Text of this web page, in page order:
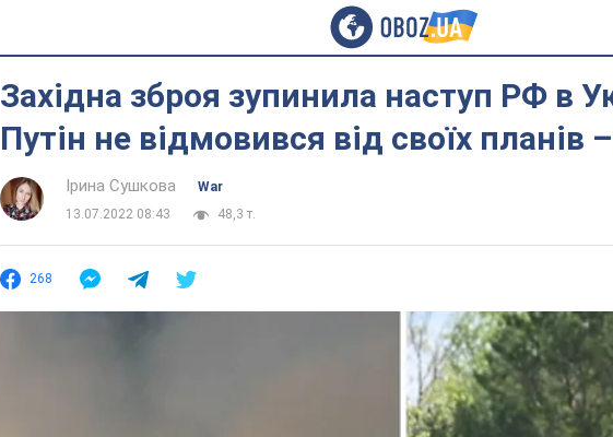
Західна зброя зупинила наступ РФ в
Путін не відмовився від своїх планів
Ірина Сушкова
War
13.07.2022 08:43
48,3 т.
268